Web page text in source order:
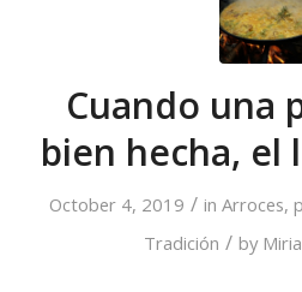
Cuando una
bien hecha, el
October 4, 2019 / in Arroces,
Tradición / by